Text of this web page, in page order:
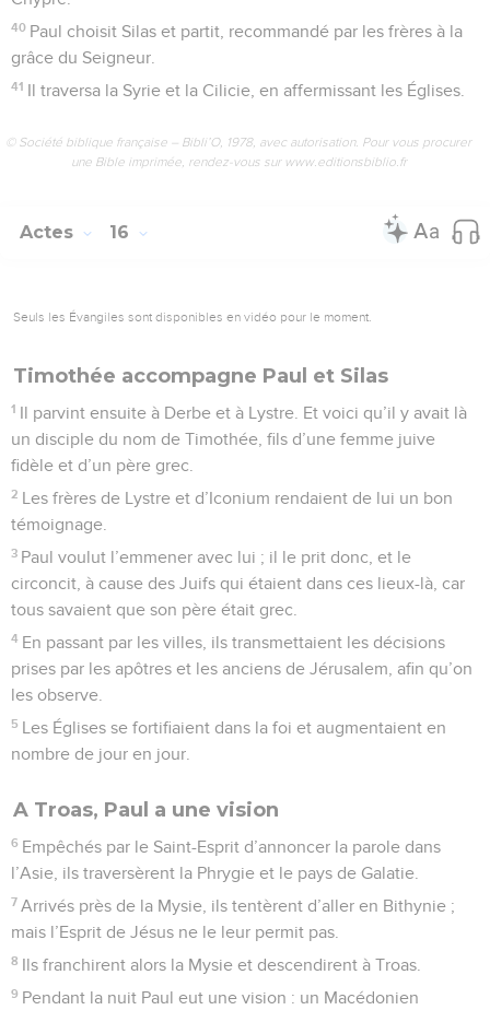
40 Paul choisit Silas et partit, recommandé par les frères à la
grâce du Seigneur.
41 Il traversa la Syrie et la Cilicie, en affermissant les Églises.
© Société biblique française – Bibli’O, 1978, avec autorisation. Pour vous procurer
une Bible imprimée, rendez-vous sur www.editionsbiblio.fr
Actes 16
Seuls les Évangiles sont disponibles en vidéo pour le moment.
Timothée accompagne Paul et Silas
1 Il parvint ensuite à Derbe et à Lystre. Et voici qu’il y avait là
un disciple du nom de Timothée, fils d’une femme juive
fidèle et d’un père grec.
2 Les frères de Lystre et d’Iconium rendaient de lui un bon
témoignage.
3 Paul voulut l’emmener avec lui ; il le prit donc, et le
circoncit, à cause des Juifs qui étaient dans ces lieux-là, car
tous savaient que son père était grec.
4 En passant par les villes, ils transmettaient les décisions
prises par les apôtres et les anciens de Jérusalem, afin qu’on
les observe.
5 Les Églises se fortifiaient dans la foi et augmentaient en
nombre de jour en jour.
A Troas, Paul a une vision
6 Empêchés par le Saint-Esprit d’annoncer la parole dans
l’Asie, ils traversèrent la Phrygie et le pays de Galatie.
7 Arrivés près de la Mysie, ils tentèrent d’aller en Bithynie ;
mais l’Esprit de Jésus ne le leur permit pas.
8 Ils franchirent alors la Mysie et descendirent à Troas.
9 Pendant la nuit Paul eut une vision : un Macédonien